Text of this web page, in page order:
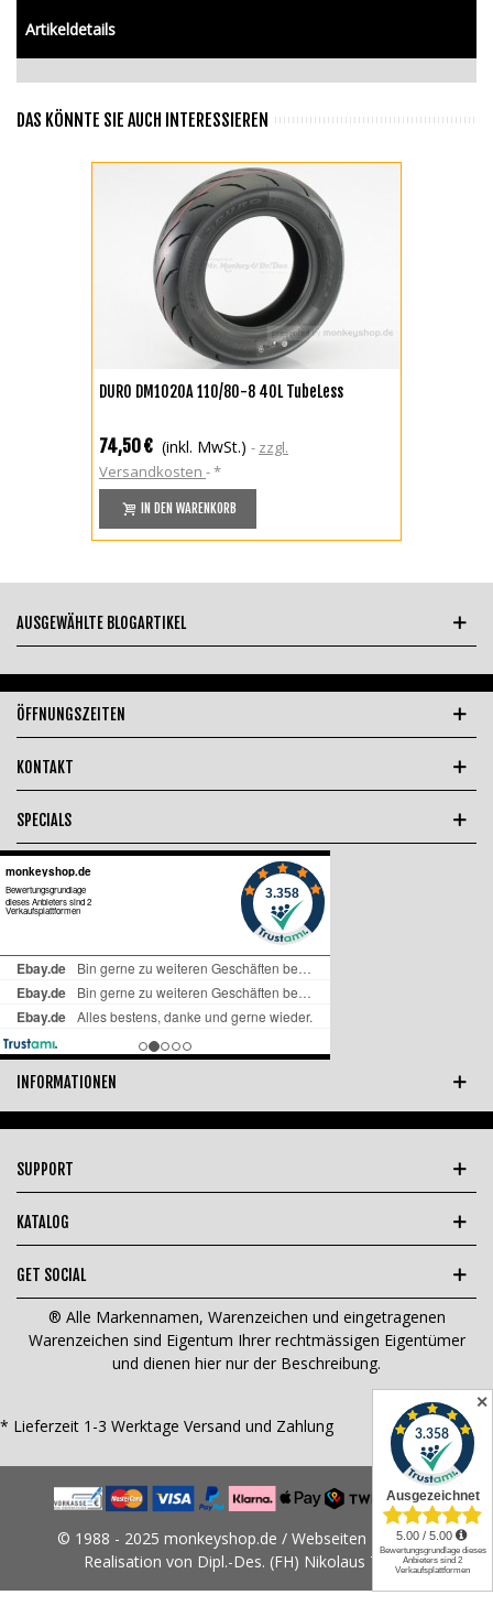
Artikeldetails
DAS KÖNNTE SIE AUCH INTERESSIEREN
DURO DM1020A 110/80-8 40L TubeLess
74,50 € (inkl. MwSt.)
zzgl.
Versandkosten
*
IN DEN WARENKORB
AUSGEWÄHLTE BLOGARTIKEL
ÖFFNUNGSZEITEN
KONTAKT
SPECIALS
✕
INFORMATIONEN
SUPPORT
KATALOG
GET SOCIAL
® Alle Markennamen, Warenzeichen und eingetragenen
Warenzeichen sind Eigentum Ihrer rechtmässigen Eigentümer
und dienen hier nur der Beschreibung.
* Lieferzeit 1-3 Werktage Versand und Zahlung
© 1988 - 2025 monkeyshop.de / Webseiten Design &
Realisation von Dipl.-Des. (FH) Nikolaus Tams